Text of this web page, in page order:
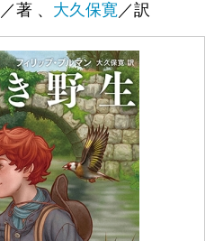
／著 、 大久保寛／訳